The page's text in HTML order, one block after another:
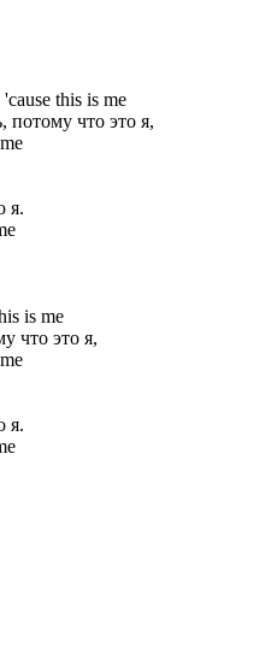
this is me
потому что это я,
я.
is me
что это я,
я.